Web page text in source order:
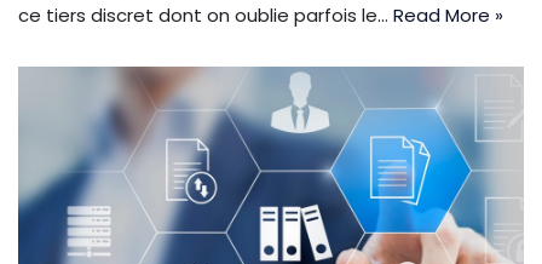
ce tiers discret dont on oublie parfois le… Read More »